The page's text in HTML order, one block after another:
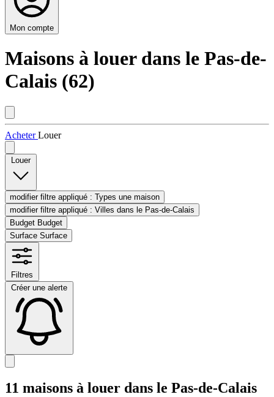
Mon compte
Maisons à louer dans le Pas-de-
Calais (62)
AcheterLouer
Louer
modifier filtre appliqué : Types une maison
modifier filtre appliqué : Villes dans le Pas-de-Calais
Budget Budget
Surface Surface
Filtres
Créer une alerte
11 maisons à louer dans le Pas-de-Calais